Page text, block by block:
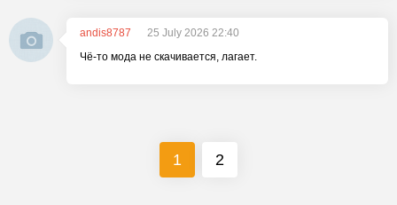
andis8787
25 July 2026 22:40
Чё-то мода не скачивается, лагает.
1 2